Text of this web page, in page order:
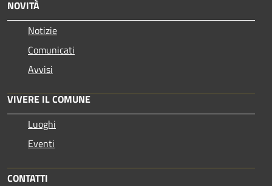
NOVITÀ
Notizie
Comunicati
Avvisi
VIVERE IL COMUNE
Luoghi
Eventi
CONTATTI